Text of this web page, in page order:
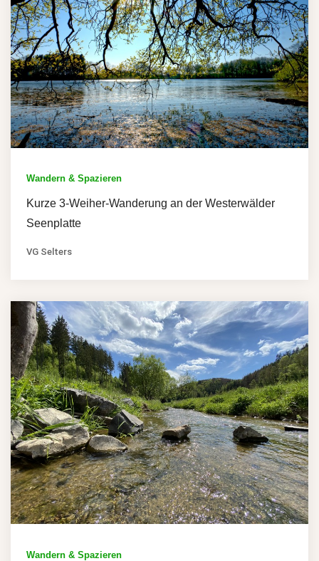
Wandern & Spazieren
Kurze 3-Weiher-Wanderung an der Westerwälder
Seenplatte
VG Selters
Wandern & Spazieren